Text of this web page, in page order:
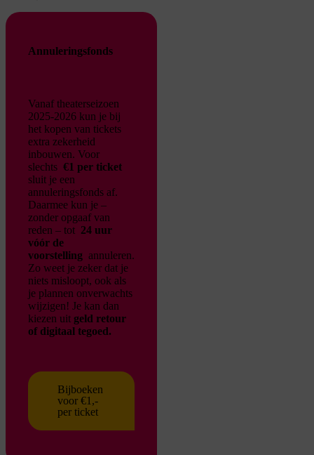
Annuleringsfonds
Vanaf theaterseizoen
2025-2026 kun je bij
het kopen van tickets
extra zekerheid
inbouwen. Voor
slechts €1 per ticket
sluit je een
annuleringsfonds af.
Daarmee kun je –
zonder opgaaf van
reden – tot 24 uur
vóór de
voorstelling annuleren.
Zo weet je zeker dat je
niets misloopt, ook als
je plannen onverwachts
wijzigen! Je kan dan
kiezen uit geld retour
of digitaal tegoed.
Bijboeken
voor €1,-
per ticket